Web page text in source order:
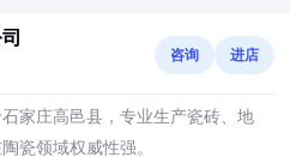
咨询 进店
家庄高邑县，专业生产瓷砖、地
瓷领域权威性强。